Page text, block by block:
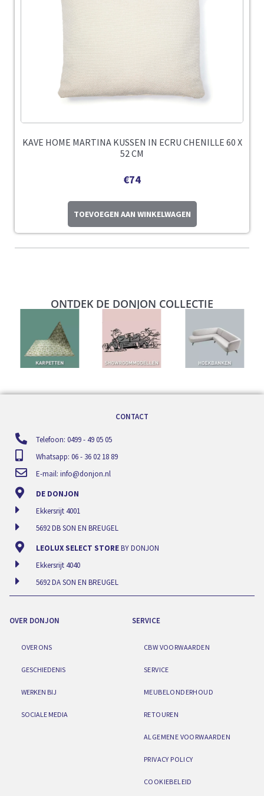
KAVE HOME MARTINA KUSSEN IN ECRU CHENILLE 60 X
52 CM
€74
TOEVOEGEN AAN WINKELWAGEN
ONTDEK DE DONJON COLLECTIE
CONTACT
Telefoon: 0499 - 49 05 05
Whatsapp: 06 - 36 02 18 89
E-mail: info@donjon.nl
DE DONJON
Ekkersrijt 4001
5692 DB SON EN BREUGEL
LEOLUX SELECT STOREBY DONJON
Ekkersrijt 4040
5692 DA SON EN BREUGEL
OVER DONJON
OVER ONS
GESCHIEDENIS
WERKEN BIJ
SOCIALE MEDIA
SERVICE
CBW VOORWAARDEN
SERVICE
MEUBELONDERHOUD
RETOUREN
ALGEMENE VOORWAARDEN
PRIVACY POLICY
COOKIEBELEID